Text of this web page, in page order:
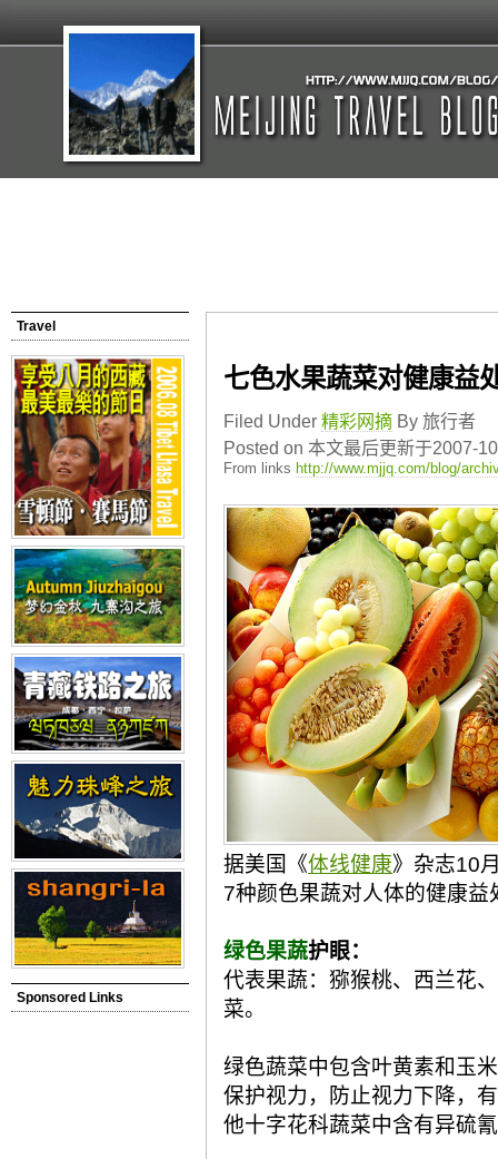
七色水果蔬菜对健康益
Filed Under 精彩网摘 By 旅行者
Posted on 本文最后更新于2007-
From links http://www.mjjq.com/blog/
据美国《体线健康》杂志10
7种颜色果蔬对人体的健康益
绿色果蔬护眼：
代表果蔬：猕猴桃、西兰花
菜。
绿色蔬菜中包含叶黄素和玉
保护视力，防止视力下降，
他十字花科蔬菜中含有异硫
Travel
Sponsored Links